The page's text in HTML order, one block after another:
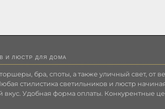
И ЛЮСТР ДЛЯ ДОМА
бра, споты, а также уличный свет, от
стилистика светильников и люстр
Удобная форма оплаты. Конкурентные